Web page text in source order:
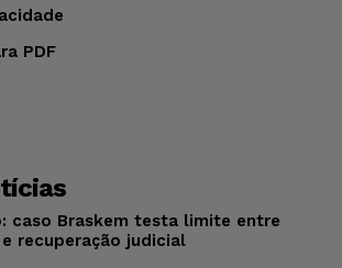
PDF
caso Braskem testa limite entre
recuperação judicial